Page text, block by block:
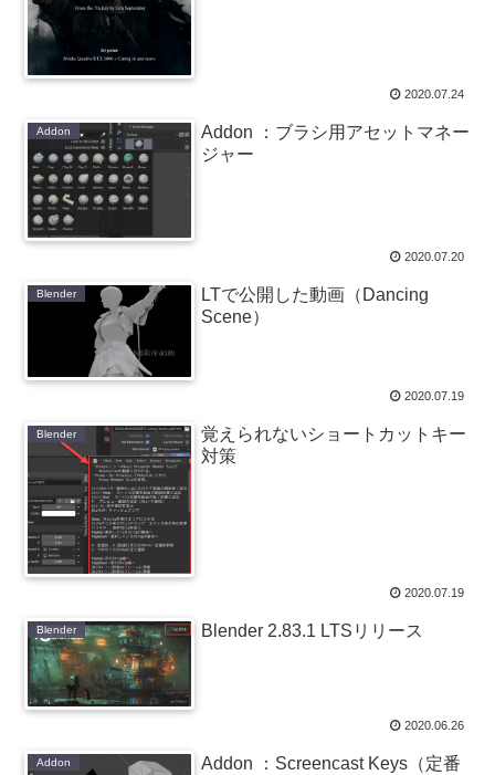
2020.07.24
Addon
Addon ：ブラシ用アセットマネー
ジャー
2020.07.20
Blender
LTで公開した動画（Dancing
Scene）
2020.07.19
Blender
覚えられないショートカットキー
対策
2020.07.19
Blender Blender 2.83.1 LTSリリース
2020.06.26
Addon
Addon ：Screencast Keys（定番